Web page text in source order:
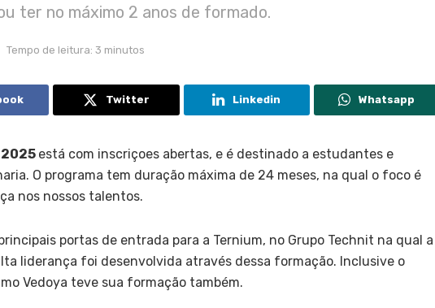
ter no máximo 2 anos de formado.
Tempo de leitura: 3 minutos
Twitter Linkedin Whatsapp
está com inscriçoes abertas, e é destinado a estudantes e
O programa tem duração máxima de 24 meses, na qual o foco é
nos nossos talentos.
portas de entrada para a Ternium, no Grupo Technit na qual a
liderança foi desenvolvida através dessa formação. Inclusive o
Vedoya teve sua formação também.